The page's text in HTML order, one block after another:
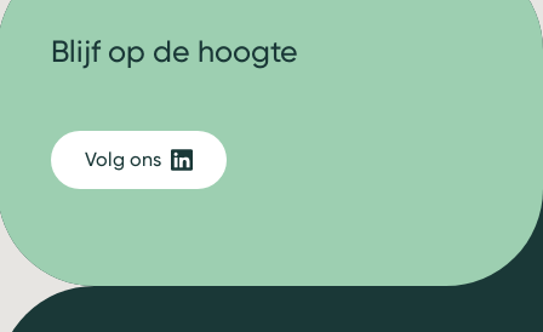
Blijf op de hoogte
Volg ons